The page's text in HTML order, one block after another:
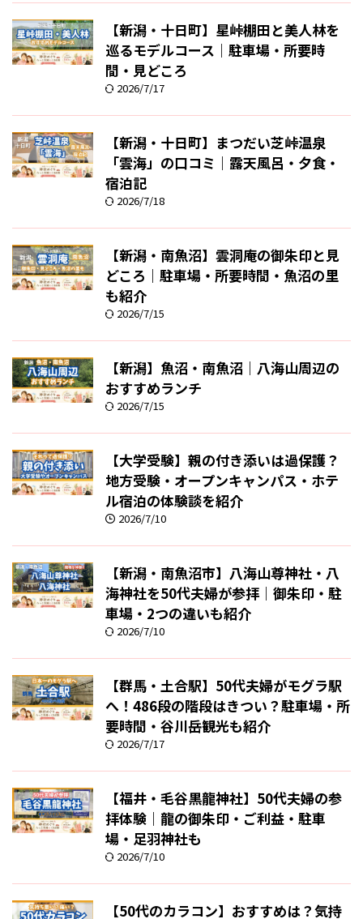
【新潟・十日町】星峠棚田と美人林を
巡るモデルコース｜駐車場・所要時
間・見どころ
2026/7/17
【新潟・十日町】まつだい芝峠温泉
「雲海」の口コミ｜露天風呂・夕食・
宿泊記
2026/7/18
【新潟・南魚沼】雲洞庵の御朱印と見
どころ｜駐車場・所要時間・魚沼の里
も紹介
2026/7/15
【新潟】魚沼・南魚沼｜八海山周辺の
おすすめランチ
2026/7/15
【大学受験】親の付き添いは過保護？
地方受験・オープンキャンパス・ホテ
ル宿泊の体験談を紹介
2026/7/10
【新潟・南魚沼市】八海山尊神社・八
海神社を50代夫婦が参拝｜御朱印・駐
車場・2つの違いも紹介
2026/7/10
【群馬・土合駅】50代夫婦がモグラ駅
へ！486段の階段はきつい？駐車場・所
要時間・谷川岳観光も紹介
2026/7/17
【福井・毛谷黒龍神社】50代夫婦の参
拝体験｜龍の御朱印・ご利益・駐車
場・足羽神社も
2026/7/10
【50代のカラコン】おすすめは？気持